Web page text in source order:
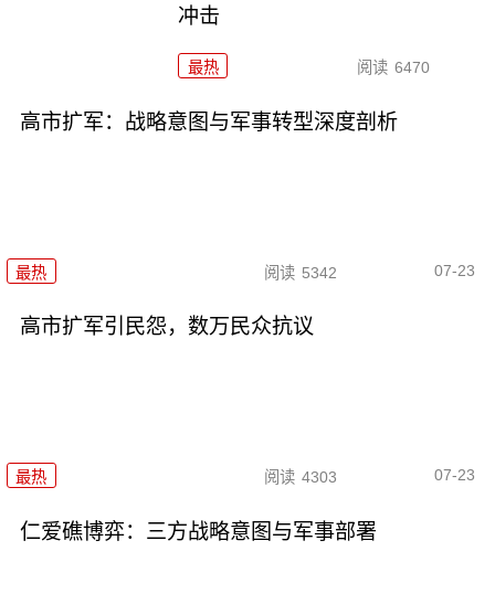
冲击
最热 阅读 6470
高市扩军：战略意图与军事转型深度剖析
最热 阅读 5342 07-23
高市扩军引民怨，数万民众抗议
最热 阅读 4303 07-23
仁爱礁博弈：三方战略意图与军事部署